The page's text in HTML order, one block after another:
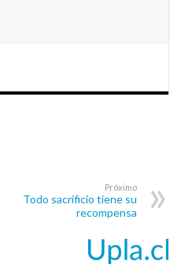
Próximo
Todo sacrificio tiene su
recompensa